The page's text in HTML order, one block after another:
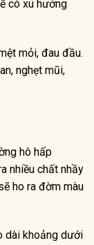
có xu hướng
mỏi, đau đầu.
nghẹt mũi,
hô hấp
nhiều chất nhầy
ho ra đờm màu
dài khoảng dưới